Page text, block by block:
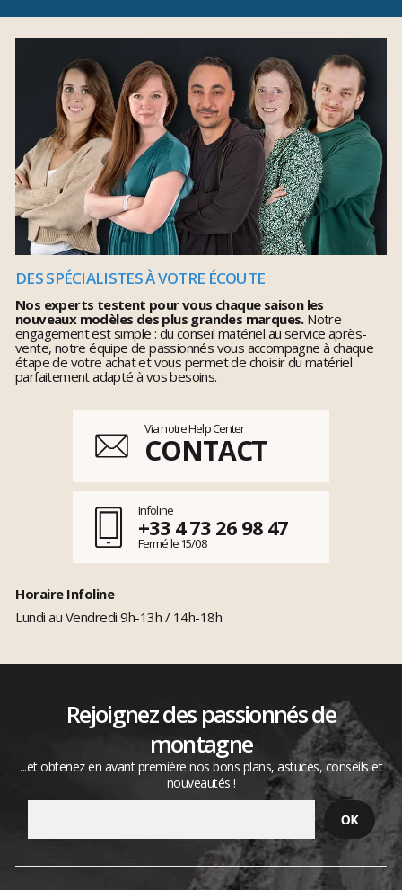
DES SPÉCIALISTES À VOTRE ÉCOUTE
Nos experts testent pour vous chaque saison les
nouveaux modèles des plus grandes marques.Notre
engagement est simple : du conseil matériel au service après-
vente, notre équipe de passionnés vous accompagne à chaque
étape de votre achat et vous permet de choisir du matériel
parfaitement adapté à vos besoins.
Via notre Help Center
CONTACT
Infoline
+33 4 73 26 98 47
Fermé le 15/08
Horaire Infoline
Lundi au Vendredi 9h-13h / 14h-18h
Rejoignez des passionnés de
montagne
...et obtenez en avant première nos bons plans, astuces, conseils et
nouveautés !